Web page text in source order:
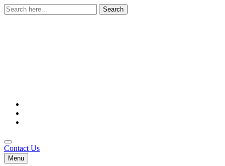
Search
for:
Contact Us
Menu